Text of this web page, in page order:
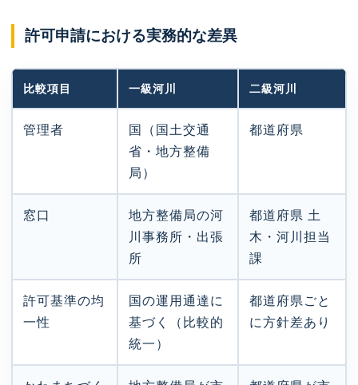
許可申請における実務的な差異
比較項目 一級河川 二級河川
管理者
国（国土交通
省・地方整備
局）
都道府県
窓口
地方整備局の河
川事務所・出張
所
都道府県 土
木・河川担当
課
許可基準の均
一性
国の運用通達に
基づく（比較的
統一）
都道府県ごと
に方針差あり